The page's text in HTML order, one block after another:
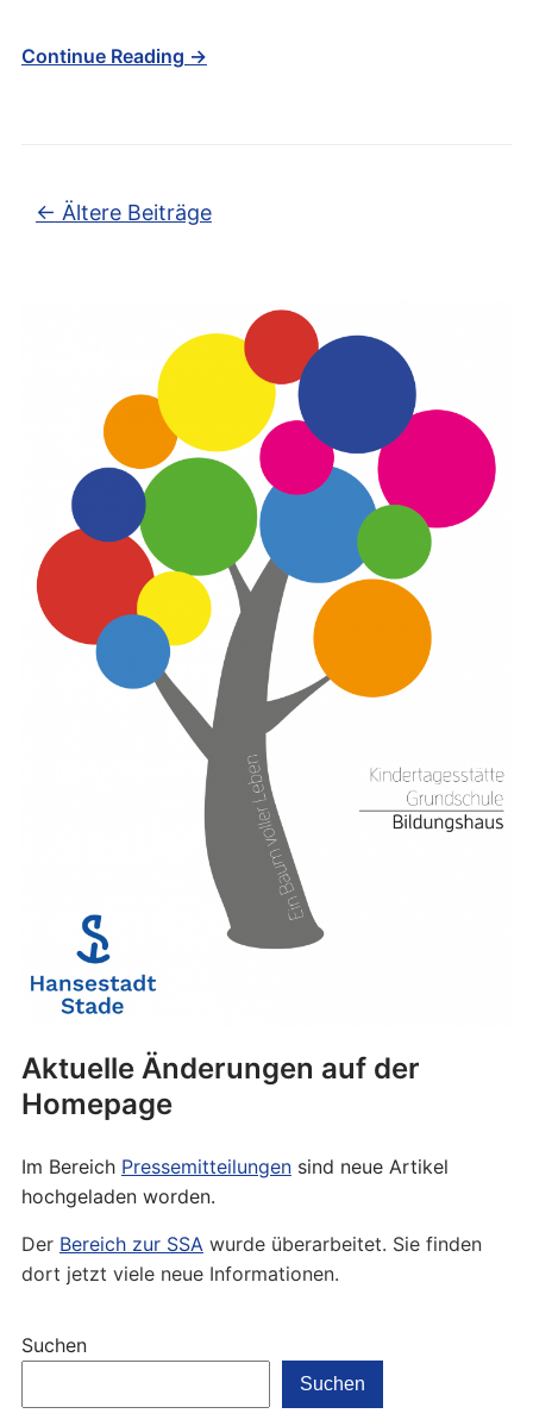
Aktuelle Änderungen auf der
Homepage
Im Bereich Pressemitteilungensind neue Artikel
hochgeladen worden.
Der Bereich zur SSA wurde überarbeitet. Sie finden
dort jetzt viele neue Informationen.
Suchen
Suchen
Continue Reading →
Beitragsnavigation
← Ältere Beiträge